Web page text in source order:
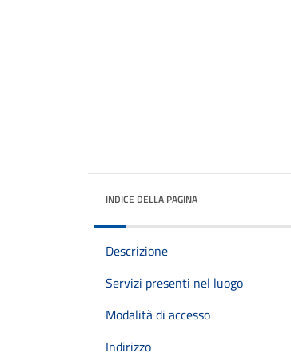
INDICE DELLA PAGINA
Descrizione
Servizi presenti nel luogo
Modalità di accesso
Indirizzo